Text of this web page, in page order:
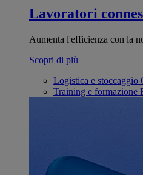
Lavoratori
Aumenta l'efficienza con la
Scopri di più
Logistica e stoccaggio
Training e formazione